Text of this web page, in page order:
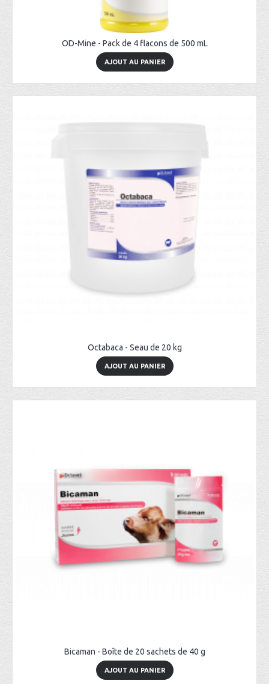
OD-Mine - Pack de 4 flacons de 500 mL
AJOUT AU PANIER
Octabaca - Seau de 20 kg
AJOUT AU PANIER
Bicaman - Boîte de 20 sachets de 40 g
AJOUT AU PANIER